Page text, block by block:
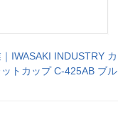
IWASAKI INDUSTRY カ
トカップ C-425AB ブル